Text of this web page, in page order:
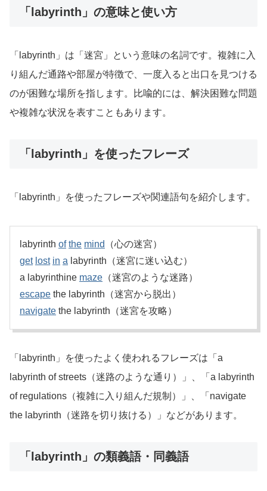
「labyrinth」の意味と使い方
「labyrinth」は「迷宮」という意味の名詞です。複雑に入
り組んだ通路や部屋が特徴で、一度入ると出口を見つける
のが困難な場所を指します。比喩的には、解決困難な問題
や複雑な状況を表すこともあります。
「labyrinth」を使ったフレーズ
「labyrinth」を使ったフレーズや関連語句を紹介します。
labyrinth of the mind
（心の迷宮）
get lost in a labyrinth（迷宮に迷い込む）
a labyrinthine maze （迷宮のような迷路）
escape the labyrinth（迷宮から脱出）
navigate the labyrinth（迷宮を攻略）
「labyrinth」を使ったよく使われるフレーズは「a
labyrinth of streets（迷路のような通り）」、「a labyrinth
of regulations（複雑に入り組んだ規制）」、「navigate
the labyrinth（迷路を切り抜ける）」などがあります。
「labyrinth」の類義語・同義語